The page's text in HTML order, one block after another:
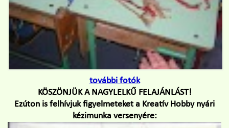
további fotók
KÖSZÖNJÜK A NAGYLELKŰ FELAJÁNLÁST!
Ezúton is felhívjuk figyelmeteket a Kreatív Hobby nyári
kézimunka versenyére: